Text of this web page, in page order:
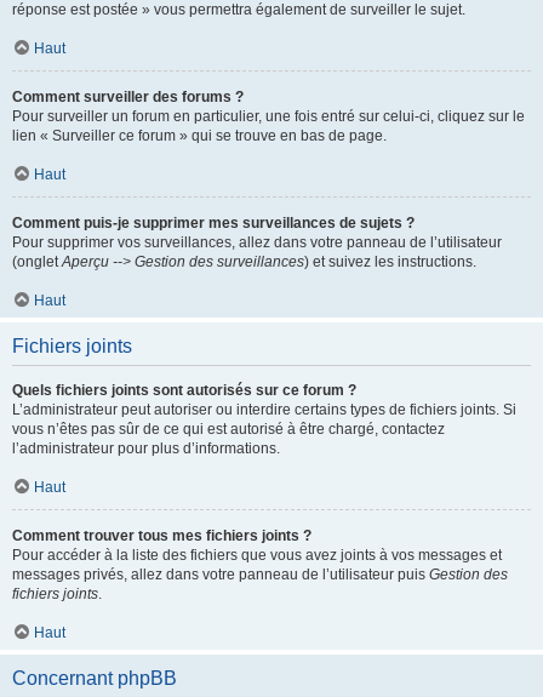
réponse est postée » vous permettra également de surveiller le sujet.
Haut
Comment surveiller des forums ?
Pour surveiller un forum en particulier, une fois entré sur celui-ci, cliquez sur le
lien « Surveiller ce forum » qui se trouve en bas de page.
Haut
Comment puis-je supprimer mes surveillances de sujets ?
Pour supprimer vos surveillances, allez dans votre panneau de l’utilisateur
(ongletAperçu --> Gestion des surveillances) et suivez les instructions.
Haut
Fichiers joints
Quels fichiers joints sont autorisés sur ce forum ?
L’administrateur peut autoriser ou interdire certains types de fichiers joints. Si
vous n’êtes pas sûr de ce qui est autorisé à être chargé, contactez
l’administrateur pour plus d’informations.
Haut
Comment trouver tous mes fichiers joints ?
Pour accéder à la liste des fichiers que vous avez joints à vos messages et
messages privés, allez dans votre panneau de l’utilisateur puis Gestion des
fichiers joints.
Haut
Concernant phpBB